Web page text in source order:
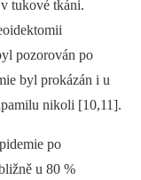
tukové tkáni.
pozorován po
byl prokázán i u
nikoli [10,11].
po
u 80 %